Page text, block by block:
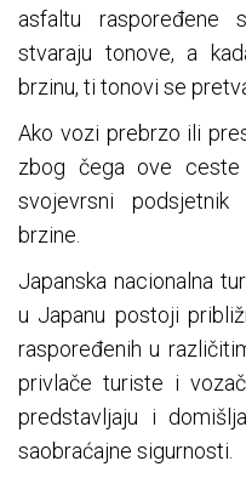
asfaltu
stvaraju tonove, a
brzinu, ti tonovi se
Ako vozi prebrzo ili
zbog čega ove
svojevrsni
brzine.
Japanska nacionalna
u Japanu postoji
raspoređenih u
privlače turiste i
predstavljaju i
saobraćajne sigurnosti.